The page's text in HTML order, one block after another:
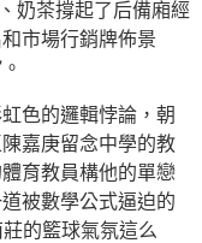
奶茶撐起了后備廂經
市場行銷牌佈景
色的邏輯悖論，朝
嘉庚留念中學的教
育教員構他的單戀
被數學公式逼迫的
的籃球氣氛這么